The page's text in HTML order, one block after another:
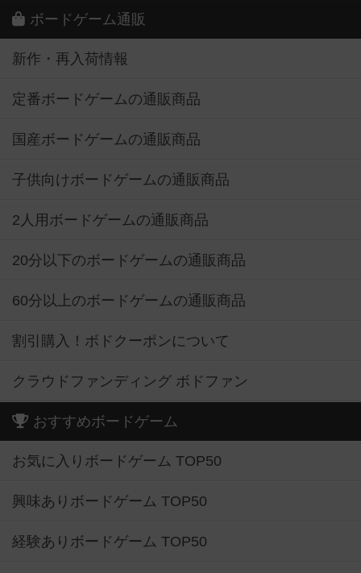
ボードゲーム通販
新作・再入荷情報
定番ボードゲームの通販商品
国産ボードゲームの通販商品
子供向けボードゲームの通販商品
2人用ボードゲームの通販商品
20分以下のボードゲームの通販商品
60分以上のボードゲームの通販商品
割引購入！ボドクーポンについて
クラウドファンディング ボドファン
おすすめボードゲーム
お気に入りボードゲーム TOP50
興味ありボードゲーム TOP50
経験ありボードゲーム TOP50